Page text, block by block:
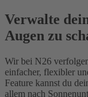
Verwalte
Augen zu
Wir bei N26
einfacher, flexibler
Feature kannst du
allem nach